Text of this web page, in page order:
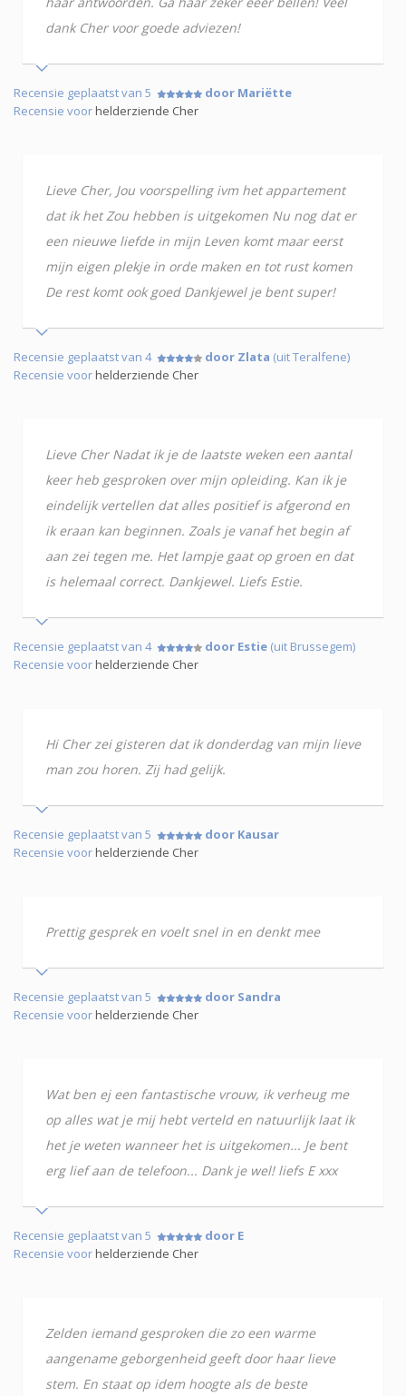
dank Cher voor goede adviezen!
Recensie geplaatst van 5
door Mariëtte
Recensie voorhelderziende Cher
Lieve Cher, Jou voorspelling ivm het appartement
dat ik het Zou hebben is uitgekomen Nu nog dat er
een nieuwe liefde in mijn Leven komt maar eerst
mijn eigen plekje in orde maken en tot rust komen
De rest komt ook goed Dankjewel je bent super!
Recensie geplaatst van 4 door Zlata (uit Teralfene)
Recensie voorhelderziende Cher
Lieve Cher Nadat ik je de laatste weken een aantal
keer heb gesproken over mijn opleiding. Kan ik je
eindelijk vertellen dat alles positief is afgerond en
ik eraan kan beginnen. Zoals je vanaf het begin af
aan zei tegen me. Het lampje gaat op groen en dat
is helemaal correct. Dankjewel. Liefs Estie.
Recensie geplaatst van 4 door Estie (uit Brussegem)
Recensie voorhelderziende Cher
Hi Cher zei gisteren dat ik donderdag van mijn lieve
man zou horen. Zij had gelijk.
Recensie geplaatst van 5
door Kausar
Recensie voorhelderziende Cher
Prettig gesprek en voelt snel in en denkt mee
Recensie geplaatst van 5
door Sandra
Recensie voorhelderziende Cher
Wat ben ej een fantastische vrouw, ik verheug me
op alles wat je mij hebt verteld en natuurlijk laat ik
het je weten wanneer het is uitgekomen... Je bent
erg lief aan de telefoon... Dank je wel! liefs E xxx
Recensie geplaatst van 5
door E
Recensie voorhelderziende Cher
Zelden iemand gesproken die zo een warme
aangename geborgenheid geeft door haar lieve
stem. En staat op idem hoogte als de beste